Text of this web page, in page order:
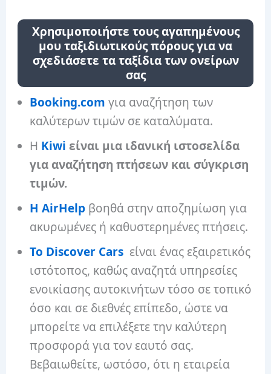
Χρησιμοποιήστε τους αγαπημένους
μου ταξιδιωτικούς πόρους για να
σχεδιάσετε τα ταξίδια των ονείρων
σας
Booking.com για αναζήτηση των
καλύτερων τιμών σε καταλύματα.
Η Kiwi είναι μια ιδανική ιστοσελίδα
για αναζήτηση πτήσεων και σύγκριση
τιμών.
Η AirHelp βοηθά στην αποζημίωση για
ακυρωμένες ή καθυστερημένες πτήσεις.
Το Discover Cars είναι ένας εξαιρετικός
ιστότοπος, καθώς αναζητά υπηρεσίες
ενοικίασης αυτοκινήτων τόσο σε τοπικό
όσο και σε διεθνές επίπεδο, ώστε να
μπορείτε να επιλέξετε την καλύτερη
προσφορά για τον εαυτό σας.
Βεβαιωθείτε, ωστόσο, ότι η εταιρεία